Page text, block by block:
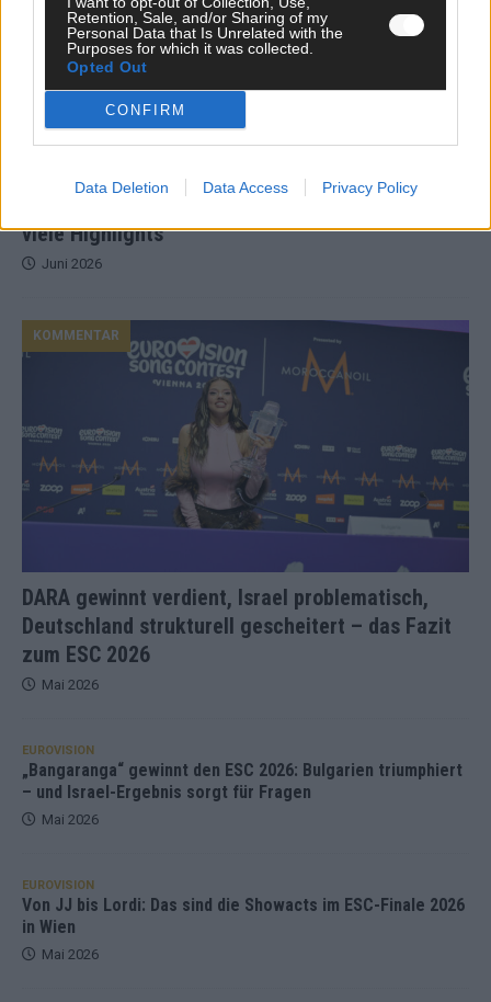
Retention, Sale, and/or Sharing of my
Personal Data that Is Unrelated with the
Purposes for which it was collected.
Opted Out
CONFIRM
Data Deletion Data Access Privacy Policy
Neue Themenwelt, neues Café, neue
Westernstadt: Der Europa-Park 2026 setzt auf
viele Highlights
Juni 2026
DARA gewinnt verdient, Israel problematisch,
Deutschland strukturell gescheitert – das Fazit
zum ESC 2026
KOMMENTAR
Mai 2026
EUROVISION
„Bangaranga“ gewinnt den ESC 2026: Bulgarien triumphiert
– und Israel-Ergebnis sorgt für Fragen
Mai 2026
EUROVISION
Von JJ bis Lordi: Das sind die Showacts im ESC-Finale 2026
in Wien
Mai 2026